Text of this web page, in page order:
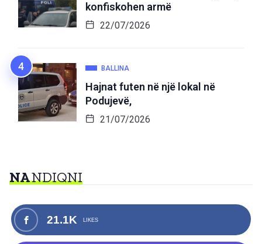
konfiskohen armë
22/07/2026
BALLINA
Hajnat futen në një lokal në
Podujevë,
21/07/2026
NANDIQNI
21.1K LIKES